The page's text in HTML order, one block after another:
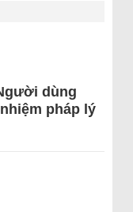
dùng
pháp lý